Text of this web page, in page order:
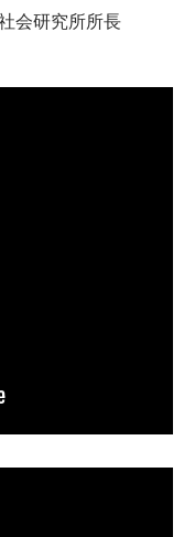
会研究所所長